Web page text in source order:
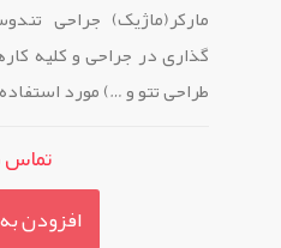
گذاری در جراحی و کلیه
طراحی تتو و …) مورد
تماس
افزودن